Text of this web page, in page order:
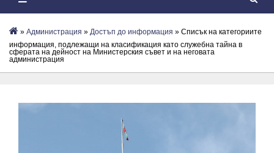
» Администрация » Достъп до информация » Списък на категориите
информация, подлежащи на класификация като служебна тайна в
сферата на дейност на Министерския съвет и на неговата
администрация